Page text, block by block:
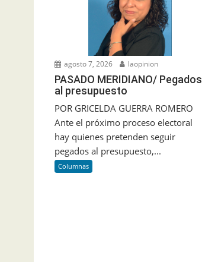
agosto 7, 2026 laopinion
PASADO MERIDIANO/ Pegados
al presupuesto
POR GRICELDA GUERRA ROMERO
Ante el próximo proceso electoral
hay quienes pretenden seguir
pegados al presupuesto,...
Columnas